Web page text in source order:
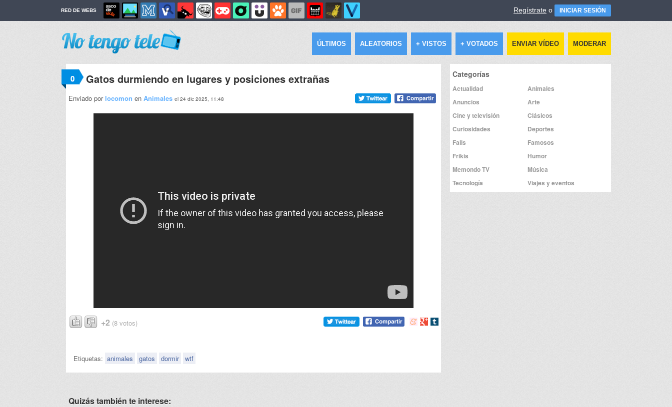
RED DE WEBS Regístrate o INICIAR SESIÓN
ÚLTIMOS ALEATORIOS + VISTOS + VOTADOS ENVIAR VÍDEO MODERAR
0 Gatos durmiendo en lugares y posiciones extrañas
Enviado por locomon en Animales el 24 dic 2025, 11:48
+2 (8 votos)
Compartir
Compartir
Compartir
Etiquetas: animales gatos dormir wtf
Quizás también te interese:
Categorías
Actualidad
Animales
Anuncios
Arte
Cine y televisión
Clásicos
Curiosidades
Deportes
Fails
Famosos
Frikis
Humor
Memondo TV
Música
Tecnología
Viajes y eventos